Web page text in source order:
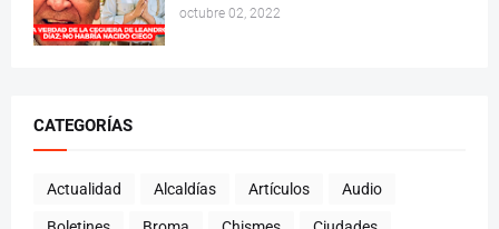
octubre 02, 2022
CATEGORÍAS
Actualidad Alcaldías Artículos Audio